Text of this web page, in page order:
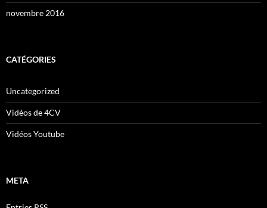
novembre 2016
CATÉGORIES
Uncategorized
Vidéos de 4CV
Vidéos Youtube
META